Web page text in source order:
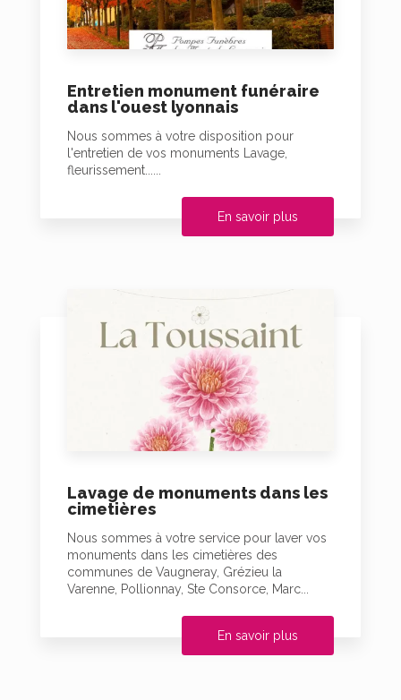
Entretien monument funéraire
dans l'ouest lyonnais
Nous sommes à votre disposition pour
l'entretien de vos monuments Lavage,
fleurissement......
En savoir plus
Lavage de monuments dans les
cimetières
Nous sommes à votre service pour laver vos
monuments dans les cimetières des
communes de Vaugneray, Grézieu la
Varenne, Pollionnay, Ste Consorce, Marc...
En savoir plus